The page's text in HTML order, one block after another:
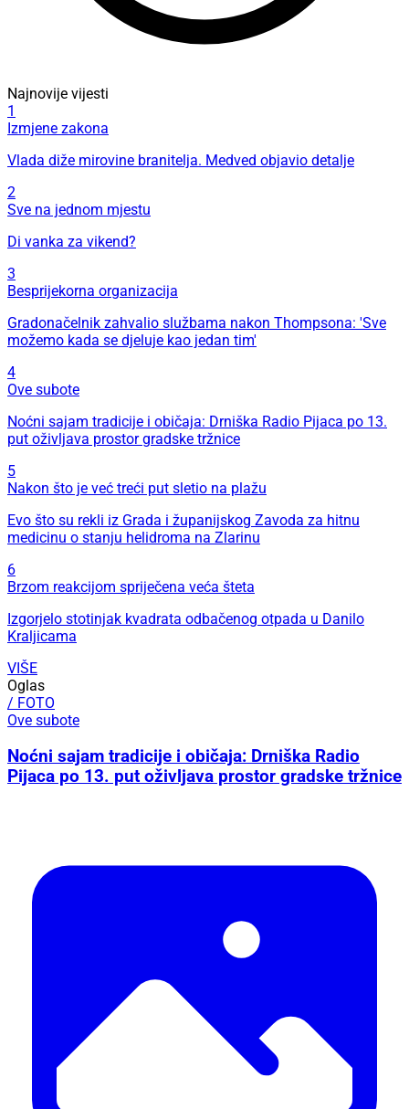
Najnovije vijesti
1
Izmjene zakona
Vlada diže mirovine branitelja. Medved objavio detalje
2
Sve na jednom mjestu
Di vanka za vikend?
3
Besprijekorna organizacija
Gradonačelnik zahvalio službama nakon Thompsona: 'Sve
možemo kada se djeluje kao jedan tim'
4
Ove subote
Noćni sajam tradicije i običaja: Drniška Radio Pijaca po 13.
put oživljava prostor gradske tržnice
5
Nakon što je već treći put sletio na plažu
Evo što su rekli iz Grada i županijskog Zavoda za hitnu
medicinu o stanju helidroma na Zlarinu
6
Brzom reakcijom spriječena veća šteta
Izgorjelo stotinjak kvadrata odbačenog otpada u Danilo
Kraljicama
VIŠE
Oglas
/ FOTO
Ove subote
Noćni sajam tradicije i običaja: Drniška Radio
Pijaca po 13. put oživljava prostor gradske tržnice